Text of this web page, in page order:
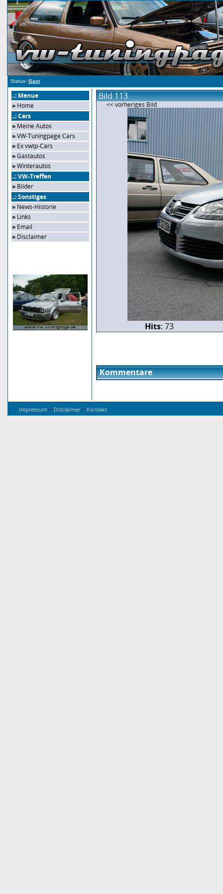
Status: Gast
..: Menue
» Home
..: Cars
» Meine Autos
»VW-Tuningpage Cars
» Ex vwtp-Cars
»Gastautos
»Winterautos
..: VW-Treffen
» Bilder
..: Sonstiges
» News-Historie
» Links
» Email
» Disclaimer
Bild 113
<< vorheriges Bild
Hits: 73
Kommentare
Impressum - Disclaimer- Kontakt